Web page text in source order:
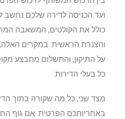
ועד הכניסה לדירה שלכם נחשב
כולל את הקולטים, המשאבה
והצנרת הראשית. במקרים האלה,
על התיקון, והתשלום מתבצע
כל בעלי הדירות.
מצד שני, כל מה שקורה בתוך
באחריותכם הפרטית. אם גוף